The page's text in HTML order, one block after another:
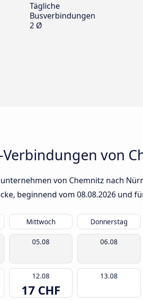
Tägliche
Busverbindungen
2 Ø
von
von Chemnitz nach
beginnend vom 08.08.2026 und
Mittwoch Donnerstag
05.08 06.08
12.08
17 CHF
13.08